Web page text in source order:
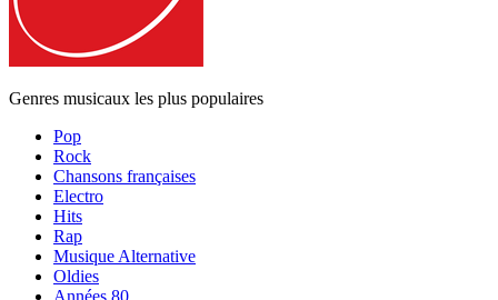
Genres musicaux les plus populaires
Pop
Rock
Chansons françaises
Electro
Hits
Rap
Musique Alternative
Oldies